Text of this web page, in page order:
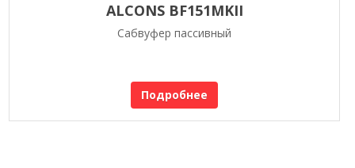
ALCONS BF151MKII
Сабвуфер пассивный
Подробнее